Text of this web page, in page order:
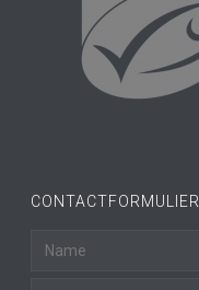
CONTACTFORMULIER